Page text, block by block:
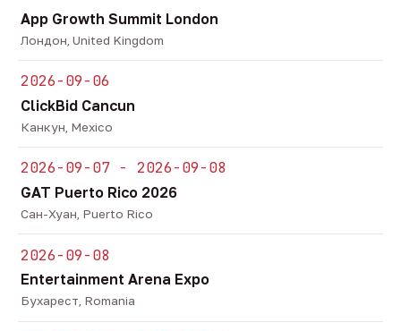
App Growth Summit London
Лондон, United Kingdom
2026-09-06
ClickBid Cancun
Канкун, Mexico
2026-09-07 - 2026-09-08
GAT Puerto Rico 2026
Сан-Хуан, Puerto Rico
2026-09-08
Entertainment Arena Expo
Бухарест, Romania